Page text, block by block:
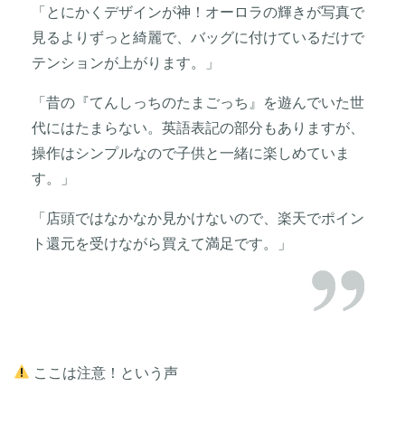
「とにかくデザインが神！オーロラの輝きが写真で
見るよりずっと綺麗で、バッグに付けているだけで
テンションが上がります。」
「昔の『てんしっちのたまごっち』を遊んでいた世
代にはたまらない。英語表記の部分もありますが、
操作はシンプルなので子供と一緒に楽しめていま
す。」
「店頭ではなかなか見かけないので、楽天でポイン
ト還元を受けながら買えて満足です。」
ここは注意！という声